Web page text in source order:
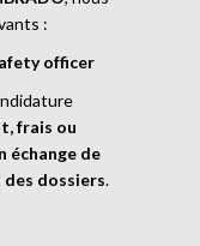
:
officer
frais ou
échange de
dossiers.